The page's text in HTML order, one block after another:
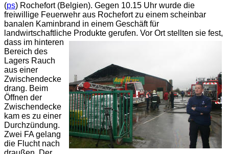
(ps) Rochefort (Belgien). Gegen 10.15 Uhr wurde die
freiwillige Feuerwehr aus Rochefort zu einem scheinbar
banalen Kaminbrand in einem Geschäft für
landwirtschaftliche Produkte gerufen. Vor Ort stellten sie fest,
dass im hinteren
Bereich des
Lagers Rauch
aus einer
Zwischendecke
drang. Beim
Öffnen der
Zwischendecke
kam es zu einer
Durchzündung.
Zwei FA gelang
die Flucht nach